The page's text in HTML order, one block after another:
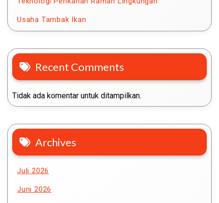
Usaha Tambak Ikan
Recent Comments
Tidak ada komentar untuk ditampilkan.
Archives
Juli 2026
Juni 2026